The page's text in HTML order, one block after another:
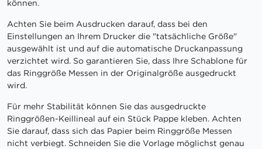
können.
Achten Sie beim Ausdrucken darauf, dass bei den
Einstellungen an Ihrem Drucker die "tatsächliche Größe"
ausgewählt ist und auf die automatische Druckanpassung
verzichtet wird. So garantieren Sie, dass Ihre Schablone für
das Ringgröße Messen in der Originalgröße ausgedruckt
wird.
Für mehr Stabilität können Sie das ausgedruckte
Ringgrößen-Keillineal auf ein Stück Pappe kleben. Achten
Sie darauf, dass sich das Papier beim Ringgröße Messen
nicht verbiegt. Schneiden Sie die Vorlage möglichst genau